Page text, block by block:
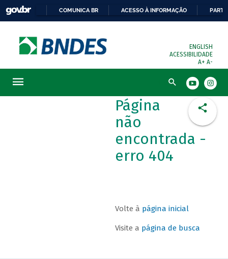
COMUNICA BR ACESSO À INFORMAÇÃO
ENGLISH
ACESSIBILIDADE
A+ A-
Busca
Página
não
encontrada -
erro 404
Volte à página inicial
Visite a página de busca